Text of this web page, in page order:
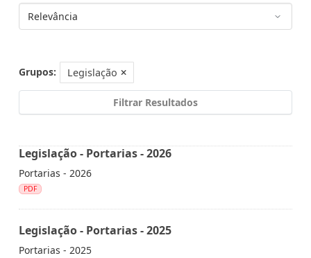
Grupos: Legislação
Filtrar Resultados
Legislação - Portarias - 2026
Portarias - 2026
PDF
Legislação - Portarias - 2025
Portarias - 2025